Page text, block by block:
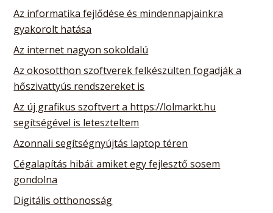
Az informatika fejlődése és mindennapjainkra
gyakorolt hatása
Az internet nagyon sokoldalú
Az okosotthon szoftverek felkészülten fogadják a
hőszivattyús rendszereket is
Az új grafikus szoftvert a https://lolmarkt.hu
segítségével is leteszteltem
Azonnali segítségnyújtás laptop téren
Cégalapítás hibái: amiket egy fejlesztő sosem
gondolna
Digitális otthonosság